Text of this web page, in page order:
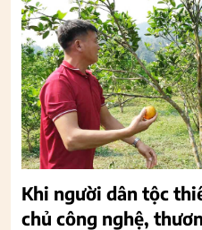
Khi người dân tộc
chủ công nghệ,